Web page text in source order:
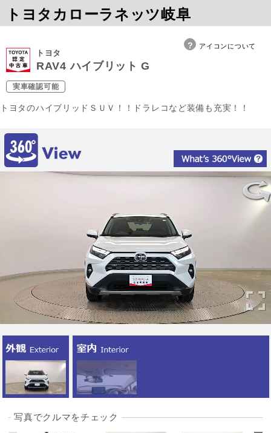
トヨタカローラネッツ岐阜
アイコンについて
トヨタ
RAV4 ハイブリット G
実車確認可能
トヨタのハイブリッドＳＵＶ！！ドラレコなど装備も充実！！
写真でクルマをチェック